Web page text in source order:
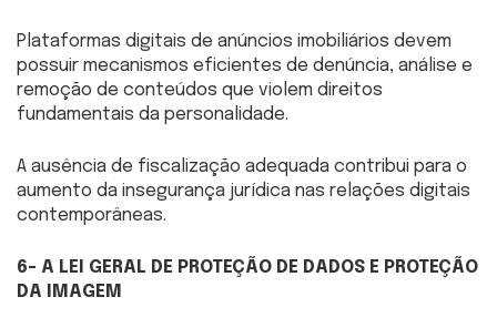
Plataformas digitais de anúncios imobiliários devem
possuir mecanismos eficientes de denúncia, análise e
remoção de conteúdos que violem direitos
fundamentais da personalidade.
A ausência de fiscalização adequada contribui para o
aumento da insegurança jurídica nas relações digitais
contemporâneas.
6- A LEI GERAL DE PROTEÇÃO DE DADOS E PROTEÇÃO
DA IMAGEM